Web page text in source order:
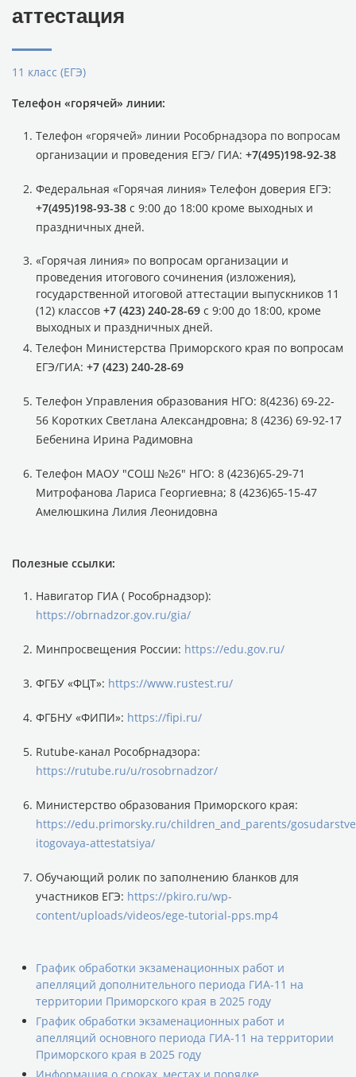
аттестация
11 класс (ЕГЭ)
Телефон «горячей» линии:
Телефон «горячей» линии Рособрнадзора по вопросам
организации и проведения ЕГЭ/ ГИА: +7(495)198-92-38
Федеральная «Горячая линия» Телефон доверия ЕГЭ:
+7(495)198-93-38 с 9:00 до 18:00 кроме выходных и
праздничных дней.
«Горячая линия» по вопросам организации и
проведения итогового сочинения (изложения),
государственной итоговой аттестации выпускников 11
(12) классов +7 (423) 240-28-69 с 9:00 до 18:00, кроме
выходных и праздничных дней.
Телефон Министерства Приморского края по вопросам
ЕГЭ/ГИА: +7 (423) 240-28-69
Телефон Управления образования НГО: 8(4236) 69-22-
56 Коротких Светлана Александровна; 8 (4236) 69-92-17
Бебенина Ирина Радимовна
Телефон МАОУ "СОШ №26" НГО: 8 (4236)65-29-71
Митрофанова Лариса Георгиевна; 8 (4236)65-15-47
Амелюшкина Лилия Леонидовна
Полезные ссылки:
Навигатор ГИА ( Рособрнадзор):
https://obrnadzor.gov.ru/gia/
Минпросвещения России: https://edu.gov.ru/
ФГБУ «ФЦТ»: https://www.rustest.ru/
ФГБНУ «ФИПИ»: https://fipi.ru/
Rutube-канал Рособрнадзора:
https://rutube.ru/u/rosobrnadzor/
Министерство образования Приморского края:
https://edu.primorsky.ru/children_and_parents/
itogovaya-attestatsiya/
Обучающий ролик по заполнению бланков для
участников ЕГЭ: https://pkiro.ru/wp-
content/uploads/videos/ege-tutorial-pps.mp4
График обработки экзаменационных работ и
апелляций дополнительного периода ГИА-11 на
территории Приморского края в 2025 году
График обработки экзаменационных работ и
апелляций основного периода ГИА-11 на территории
Приморского края в 2025 году